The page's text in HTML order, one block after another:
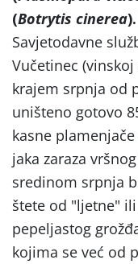
(Botrytis cinerea).
Savjetodavne
Vučetinec
krajem srpnja od
uništeno gotovo
kasne plamenjače
jaka zaraza
sredinom srpnja
štete od "ljetne"
pepeljastog
kojima se već od